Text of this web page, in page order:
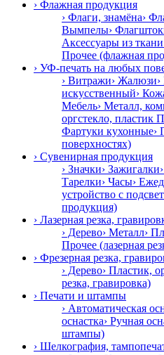
› Флажная продукция
› Флаги, знамёна›
Вымпелы›
Аксессуары из
Прочее (флажная
› УФ-печать на любых
› Витражи› Жалюзи
искусственный›
Мебель› Металл,
оргстекло, пластик
Фартуки кухонные›
поверхностях)
› Сувенирная продукция
› Значки› Зажигалки
Тарелки› Часы›
устройство с
продукция)
› Лазерная резка,
› Дерево› Металл›
Прочее (лазерная
› Фрезерная резка,
› Дерево› Пластик,
резка, гравировка)
› Печати и штампы
› Автоматическая
оснастка› Ручная
штампы)
› Шелкография,